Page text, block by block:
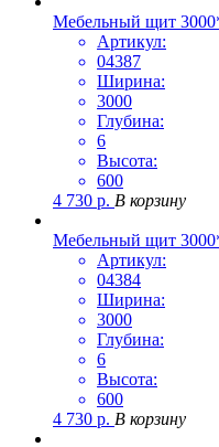
Мебельный щит
Артикул:
04387
Ширина:
3000
Глубина:
6
Высота:
600
4 730 р. В корзину
Мебельный щит
Артикул:
04384
Ширина:
3000
Глубина:
6
Высота:
600
4 730 р. В корзину